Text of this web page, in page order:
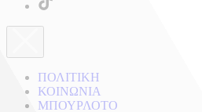
ΠΟΛΙΤΙΚΗ
ΚΟΙΝΩΝΙΑ
ΜΠΟΥΡΛΟΤΟ